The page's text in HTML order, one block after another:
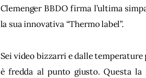
Clemenger BBDO firma l’ultima
la sua innovativa “Thermo label”.
Sei video bizzarri e dalle
è fredda al punto giusto. Questa